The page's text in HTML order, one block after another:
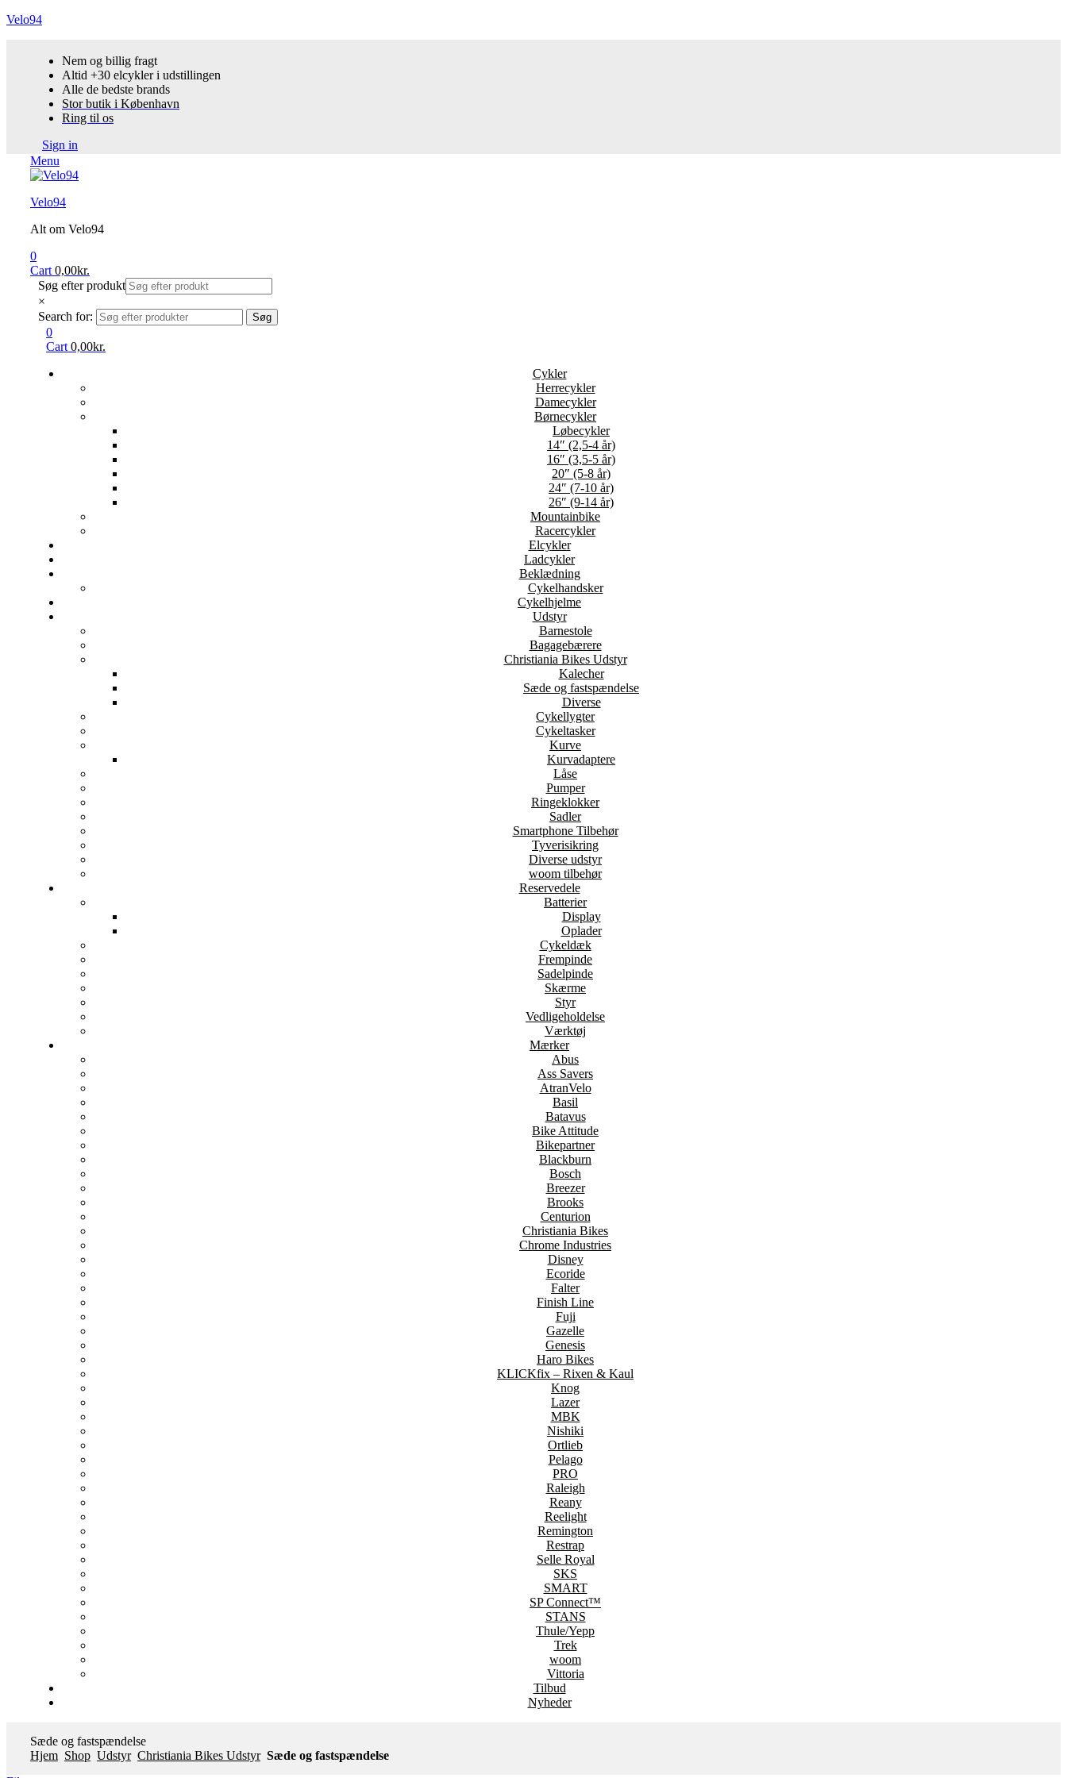
Velo94
Nem og billig fragt
Altid +30 elcykler i udstillingen
Alle de bedste brands
Stor butik i København
Ring til os
Sign in
Menu
Velo94
Alt om Velo94
0
Cart 0,00kr.
Søg efter produkt
×
Search for:
Søg
0
Cart 0,00kr.
Cykler
Herrecykler
Damecykler
Børnecykler
Løbecykler
14″ (2,5-4 år)
16″ (3,5-5 år)
20″ (5-8 år)
24″ (7-10 år)
26″ (9-14 år)
Mountainbike
Racercykler
Elcykler
Ladcykler
Beklædning
Cykelhandsker
Cykelhjelme
Udstyr
Barnestole
Bagagebærere
Christiania Bikes Udstyr
Kalecher
Sæde og fastspændelse
Diverse
Cykellygter
Cykeltasker
Kurve
Kurvadaptere
Låse
Pumper
Ringeklokker
Sadler
Smartphone Tilbehør
Tyverisikring
Diverse udstyr
woom tilbehør
Reservedele
Batterier
Display
Oplader
Cykeldæk
Frempinde
Sadelpinde
Skærme
Styr
Vedligeholdelse
Værktøj
Mærker
Abus
Ass Savers
AtranVelo
Basil
Batavus
Bike Attitude
Bikepartner
Blackburn
Bosch
Breezer
Brooks
Centurion
Christiania Bikes
Chrome Industries
Disney
Ecoride
Falter
Finish Line
Fuji
Gazelle
Genesis
Haro Bikes
KLICKfix – Rixen & Kaul
Knog
Lazer
MBK
Nishiki
Ortlieb
Pelago
PRO
Raleigh
Reany
Reelight
Remington
Restrap
Selle Royal
SKS
SMART
SP Connect™
STANS
Thule/Yepp
Trek
woom
Vittoria
Tilbud
Nyheder
Sæde og fastspændelse
Hjem Shop Udstyr Christiania Bikes Udstyr Sæde og fastspændelse